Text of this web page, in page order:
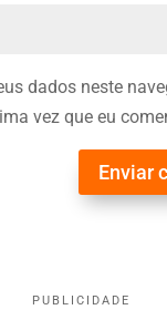
dados neste
vez que eu
Enviar
PUBLICIDADE